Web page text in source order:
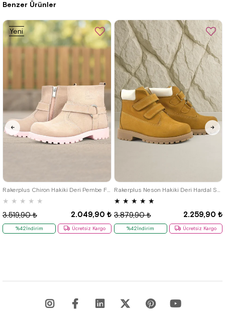
Tükeniyor
Benzer Ürünler
★ ★ ★ ★ ★
2.049,90 ₺
3.519,90 ₺
%42İndirim Ücretsiz Kargo
Yeni
Ürün
★ ★ ★ ★ ★
2.259,90 ₺
3.879,90 ₺
%42İndirim Ücretsiz Kargo